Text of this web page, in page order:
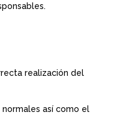
realización del
así como el